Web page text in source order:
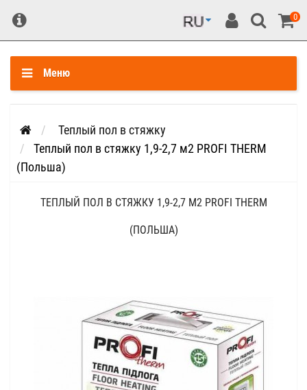
0
Меню
Теплый пол в стяжку
Теплый пол в стяжку 1,9-2,7 м2 PROFI THERM
(Польша)
ТЕПЛЫЙ ПОЛ В СТЯЖКУ 1,9-2,7 М2 PROFI THERM
(ПОЛЬША)